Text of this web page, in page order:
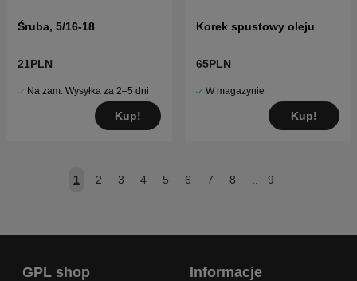
Śruba, 5/16-18
21PLN
Na zam. Wysyłka za 2–5 dni
Kup!
Korek spustowy oleju
65PLN
W magazynie
Kup!
1 2 3 4 5 6 7 8 9
GPL shop Informacje